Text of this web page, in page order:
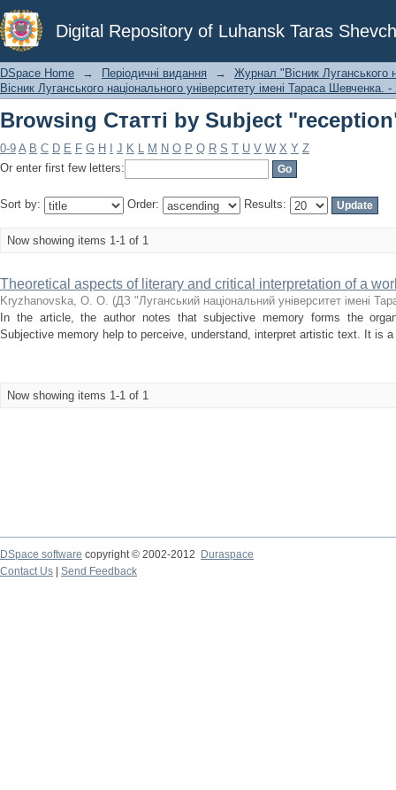
Digital Repository of Luhansk Taras
Browsing Статті by Subject
DSpace Home → Періодичні видання →
Журнал "Вісник Луганського
Вісник Луганського національного університету імені Тараса
Browsing Статті by Subject
0-9 A B C D E F G H J K L M N O P Q R S T U V W X Y Z
Or enter first few letters:
Sort by: Order: Results:
Now showing items 1-1 of 1
Theoretical aspects of literary and critical interpretation of a
Kryzhanovska, О. О. (ДЗ "Луганський національний університет імені
In the article, the author notes that subjective memory forms the
Subjective memory help to perceive, understand, interpret artistic text. It is
Now showing items 1-1 of 1
DSpace software copyright © 2002-2012
Duraspace
Contact Us
Send Feedback